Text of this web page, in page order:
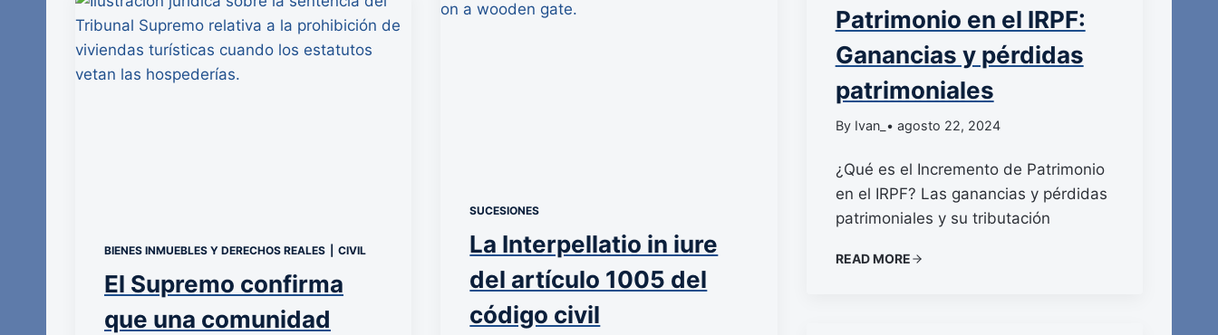
BIENES INMUEBLES Y DERECHOS REALES CIVIL
El Supremo confirma
que una comunidad
SUCESIONES
La Interpellatio in iure
del artículo 1005 del
código civil
Patrimonio en el IRPF:
Ganancias y pérdidas
patrimoniales
By Ivan_ • agosto 22, 2024
¿Qué es el Incremento de Patrimonio
en el IRPF? Las ganancias y pérdidas
patrimoniales y su tributación
READ MORE